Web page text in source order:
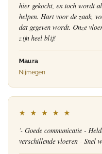
hier gekocht, en toch wordt
helpen. Hart voor de zaak,
dat gegeven wordt. Onze
zijn heel blij!
Maura
Nijmegen
★ ★ ★ ★ ★
'- Goede communicatie -
verschillende vloeren - Snel